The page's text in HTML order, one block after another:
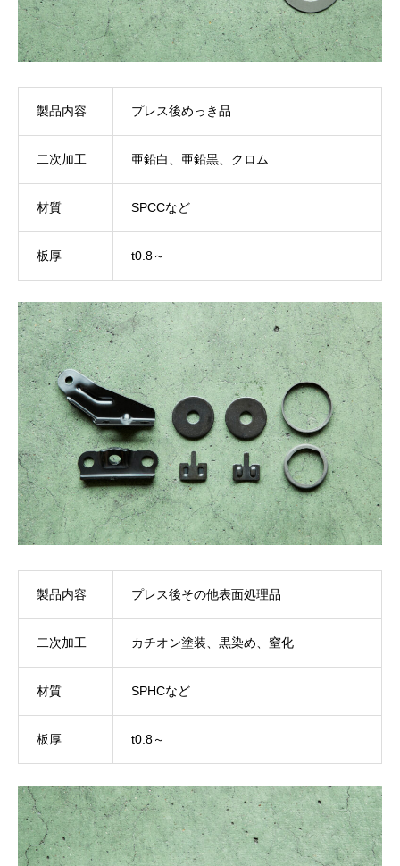
製品内容 プレス後めっき品
二次加工 亜鉛白、亜鉛黒、クロム
材質 SPCCなど
板厚 t0.8～
製品内容 プレス後その他表面処理品
二次加工 カチオン塗装、黒染め、窒化
材質 SPHCなど
板厚 t0.8～